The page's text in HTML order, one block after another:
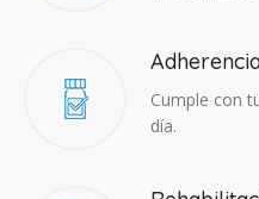
Cumple con
día.